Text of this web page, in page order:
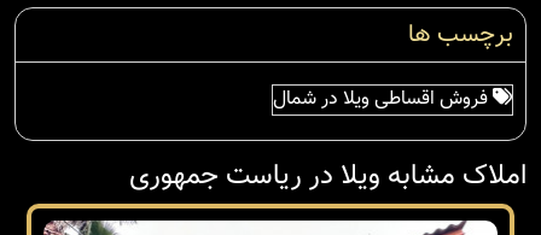
برچسب ها
فروش اقساطی ویلا در شمال
املاک مشابه ویلا در ریاست جمهوری